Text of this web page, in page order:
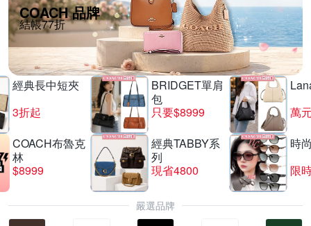
COACH 品牌
結帳77折
經典長中短夾
3折起
BRIDGET單肩
包
只要$8999
萬
COACH布魯克
林
$8999
經典TABBY系
列
現省4800
時
限
嚴選品牌